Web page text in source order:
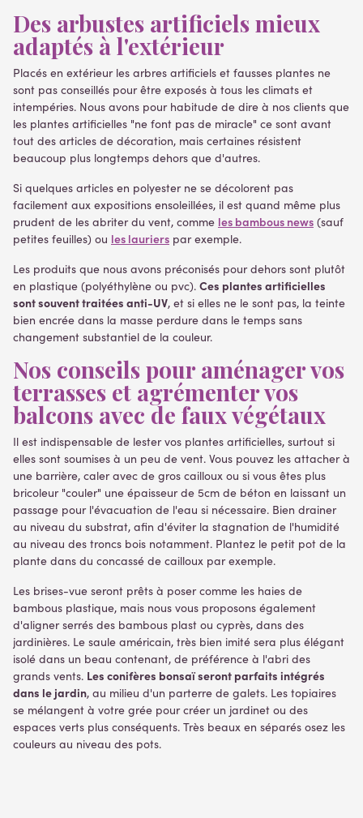
Des arbustes artificiels mieux
adaptés à l'extérieur
Placés en extérieur les arbres artificiels et fausses plantes ne
sont pas conseillés pour être exposés à tous les climats et
intempéries. Nous avons pour habitude de dire à nos clients que
les plantes artificielles "ne font pas de miracle" ce sont avant
tout des articles de décoration, mais certaines résistent
beaucoup plus longtemps dehors que d'autres.
Si quelques articles en polyester ne se décolorent pas
facilement aux expositions ensoleillées, il est quand même plus
prudent de les abriter du vent, comme les bambous news (sauf
petites feuilles) ou les lauriers par exemple.
Les produits que nous avons préconisés pour dehors sont plutôt
en plastique (polyéthylène ou pvc). Ces plantes artificielles
sont souvent traitées anti-UV, et si elles ne le sont pas, la teinte
bien encrée dans la masse perdure dans le temps sans
changement substantiel de la couleur.
Nos conseils pour aménager vos
terrasses et agrémenter vos
balcons avec de faux végétaux
Il est indispensable de lester vos plantes artificielles, surtout si
elles sont soumises à un peu de vent. Vous pouvez les attacher à
une barrière, caler avec de gros cailloux ou si vous êtes plus
bricoleur "couler" une épaisseur de 5cm de béton en laissant un
passage pour l'évacuation de l'eau si nécessaire. Bien drainer
au niveau du substrat, afin d'éviter la stagnation de l'humidité
au niveau des troncs bois notamment. Plantez le petit pot de la
plante dans du concassé de cailloux par exemple.
Les brises-vue seront prêts à poser comme les haies de
bambous plastique, mais nous vous proposons également
d'aligner serrés des bambous plast ou cyprès, dans des
jardinières. Le saule américain, très bien imité sera plus élégant
isolé dans un beau contenant, de préférence à l'abri des
grands vents. Les conifères bonsaï seront parfaits intégrés
dans le jardin, au milieu d'un parterre de galets. Les topiaires
se mélangent à votre grée pour créer un jardinet ou des
espaces verts plus conséquents. Très beaux en séparés osez les
couleurs au niveau des pots.